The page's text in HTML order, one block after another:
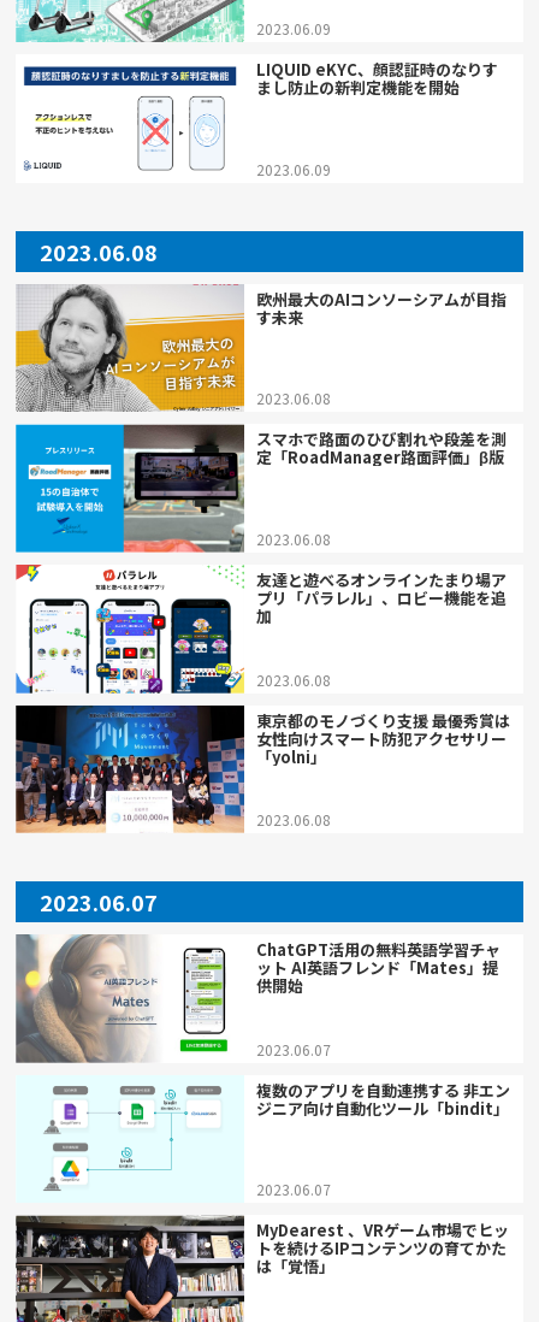
2023.06.09
LIQUID eKYC、顔認証時のなりす
まし防止の新判定機能を開始
2023.06.09
2023.06.08
欧州最大のAIコンソーシアムが目指
す未来
2023.06.08
スマホで路面のひび割れや段差を測
定「RoadManager路面評価」β版
2023.06.08
友達と遊べるオンラインたまり場ア
プリ「パラレル」、ロビー機能を追
加
2023.06.08
東京都のモノづくり支援 最優秀賞は
女性向けスマート防犯アクセサリー
「yolni」
2023.06.08
2023.06.07
ChatGPT活用の無料英語学習チャ
ット AI英語フレンド「Mates」提
供開始
2023.06.07
複数のアプリを自動連携する 非エン
ジニア向け自動化ツール「bindit」
2023.06.07
MyDearest 、VRゲーム市場でヒッ
トを続けるIPコンテンツの育てかた
は「覚悟」